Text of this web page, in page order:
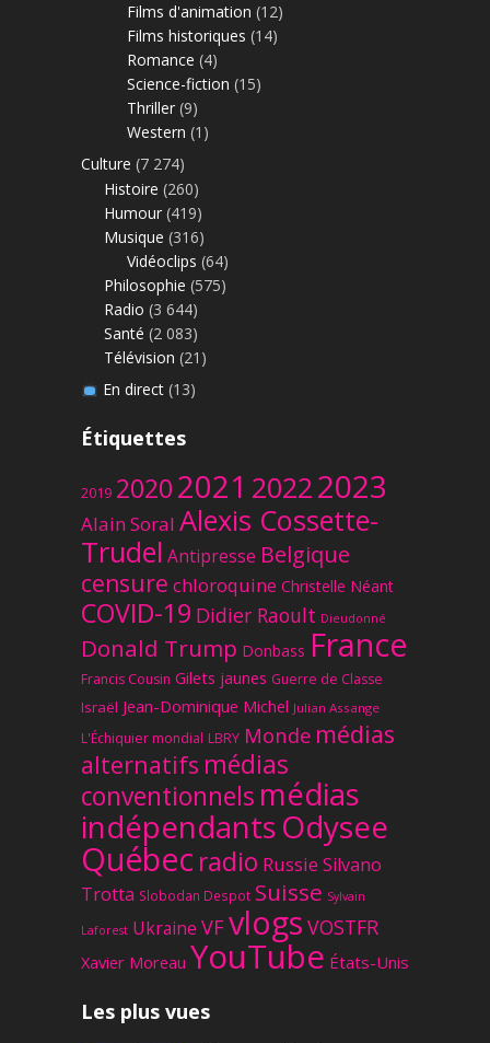
Films d'animation (12)
Films historiques (14)
Romance (4)
Science-fiction (15)
Thriller (9)
Western (1)
Culture (7 274)
Histoire (260)
Humour (419)
Musique (316)
Vidéoclips (64)
Philosophie (575)
Radio (3 644)
Santé (2 083)
Télévision (21)
En direct(13)
Étiquettes
2019 20202021 20222023
Alain Soral Alexis Cossette-
Trudel Antipresse Belgique
censure chloroquine Christelle Néant
COVID-19 Didier Raoult Dieudonné
Donald Trump Donbass France
Francis Cousin Gilets jaunes Guerre de Classe
Israël Jean-Dominique Michel Julian Assange
L'Échiquier mondial LBRY Monde médias
alternatifs médias
conventionnels médias
indépendantsOdysee
Québec radio Russie Silvano
Trotta Slobodan Despot Suisse Sylvain
Laforest Ukraine VFvlogs VOSTFR
Xavier Moreau YouTube États-Unis
Les plus vues